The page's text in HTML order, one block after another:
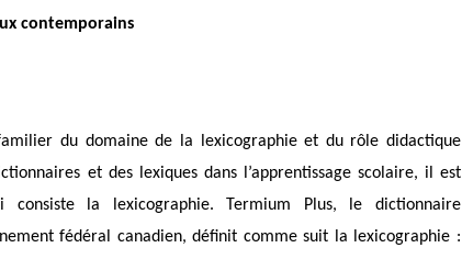
contemporains
du domaine de la lexicographie et du rôle didactique
et des lexiques dans l’apprentissage scolaire, il est
la lexicographie. Termium Plus, le dictionnaire
fédéral canadien, définit comme suit la lexicographie :